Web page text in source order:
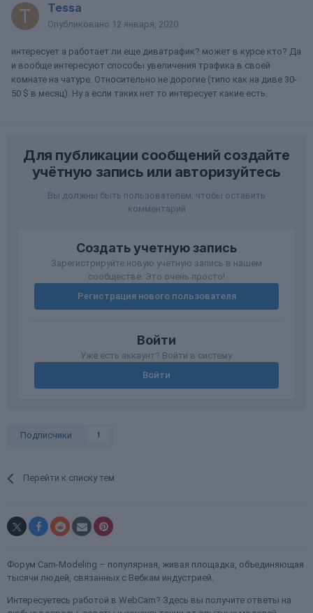
Tessa
Опубликовано 12 января, 2020
интересует а работает ли еще диватрафик? может в курсе кто? Да
и вообще интересуют способы увеличения трафика в своей
комнате на чатуре. Относительно не дорогие (типо как на диве 30-
50 $ в месяц). Ну а если таких нет то интересует какие есть.
Для публикации сообщений создайте
учётную запись или авторизуйтесь
Вы должны быть пользователем, чтобы оставить
комментарий
Создать учетную запись
Зарегистрируйте новую учётную запись в нашем
сообществе. Это очень просто!
Регистрация нового пользователя
Войти
Уже есть аккаунт? Войти в систему.
Войти
Подписчики 1
Перейти к списку тем
Форум Cam-Modeling – популярная, живая площадка, объединяющая
тысячи людей, связанных с Вебкам индустрией.
Интересуетесь работой в WebCam? Здесь вы получите ответы на